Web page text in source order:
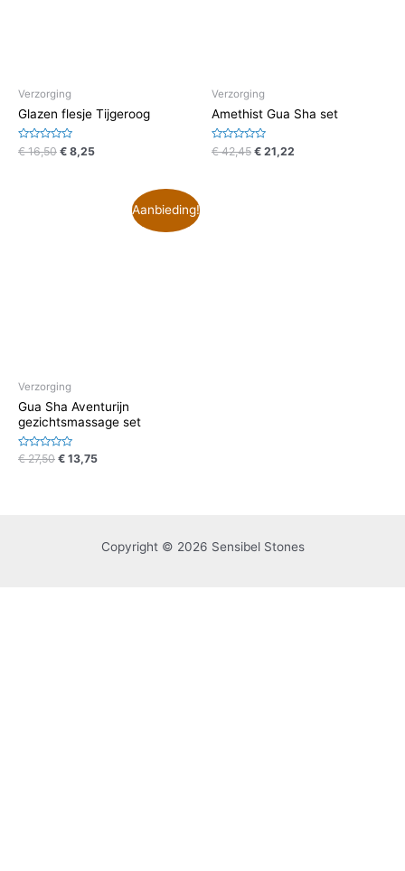
Verzorging
Glazen flesje Tijgeroog
Waardering
0
€16,50 € 8,25
Verzorging
Amethist Gua Sha set
Waardering
0
€42,45 € 21,22
Aanbieding!
Verzorging
Gua Sha Aventurijn
gezichtsmassage set
Waardering
0
€27,50 € 13,75
Copyright © 2026 Sensibel Stones